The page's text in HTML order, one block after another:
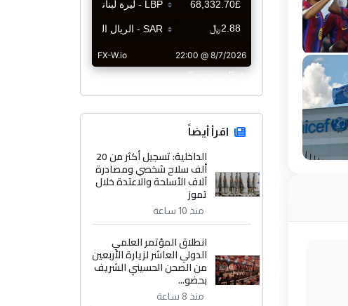
CurrencyRate
اقرأ أيضاً
الداخلية: تسجيل أكثر من 20
ألف سلاح شخصي ومصادرة
آلاف الأسلحة والاعتدة خلال
تموز
منذ 10 ساعة
انطلاق المؤتمر العلمي
الدولي العاشر لزيارة الأربعين
من الصحن الحسيني الشريف
بحضو...
منذ 8 ساعة